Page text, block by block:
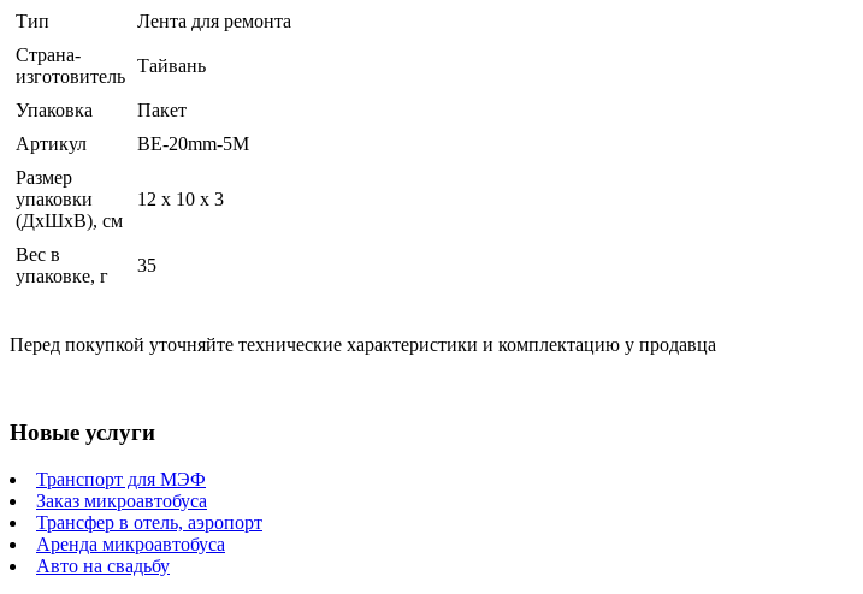
Тип
Лента для ремонта
Страна-
изготовитель
Тайвань
Упаковка
Пакет
Артикул
BE-20mm-5M
Размер
упаковки
(ДхШхВ), см
12 x 10 x 3
Вес в
упаковке, г
35
Перед покупкой уточняйте технические характеристики и комплектацию у продавца
Новые услуги
Транспорт для МЭФ
Заказ микроавтобуса
Трансфер в отель, аэропорт
Аренда микроавтобуса
Авто на свадьбу